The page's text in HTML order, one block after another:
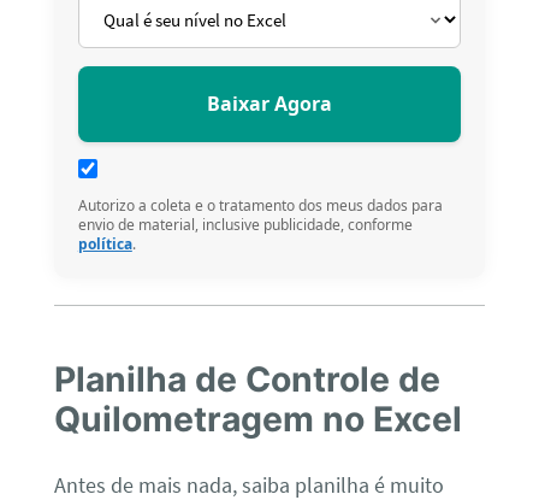
Autorizo a coleta e o tratamento dos meus dados para
envio de material, inclusive publicidade, conforme
política.
Planilha de Controle de
Quilometragem no Excel
Antes de mais nada, saiba planilha é muito